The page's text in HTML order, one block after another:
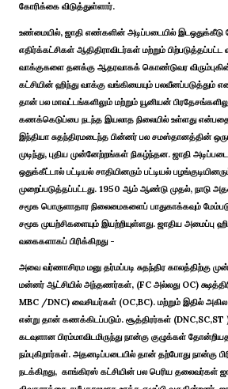
கோரிக்கை விடுத்துள்ளார்.
உண்மையில், ஜாதி எண்களின் அடிப்படையில் இடஒதுக்கீடு
எதிர்க்கட்சிகள் ஆதிதிராவிடர்கள் மற்றும் பிற்படுத்தப்பட்ட
வாக்குகளை தனக்கு ஆதரவாகக் கொண்டுவர
கட்சியின் ஹிந்து வாக்கு வங்கியையும் பலவீனப்படுத்தும்
தான் பல மாவட்டங்களிலும் மற்றும் யூனியன்
கணக்கெடுப்பை நடந்த இயலாத நிலையில் உள்ளது என்பதை
இந்தியா சுதந்திரமடைந்த பின்னர் பல சமஸ்தானத்தின்
முடிந்து, புதிய முன்னேற்றங்கள் நிகழ்ந்தன. ஜாதி
ஒதுக்கீட்டால் பட்டியல் சாதியினரும் பட்டியல்
முறைப்படுத்தப்பட்டது. 1950 ஆம் ஆண்டு முதல், நாடு
சமூக பொருளாதார நிலைமைகளைப் பாதுகாக்கவும்
சமூக முயற்சிகளையும் இயற்றியுள்ளது. ஜாதிய அமைப்பு
வகைகளாகப் பிரிக்கிறது -
அவை வர்ணாசிரம மனு தர்மப்படி சுதந்திர காலத்திற்கு
மன்னர் ஆட்சியில் அந்தணர்கள், (FC அல்லது OC)
MBC /DNC) வைசியர்கள் (OC,BC). மற்றும் இதில்
என்று தான் கணக்கிடப்படும். சூத்திரர்கள் (DNC,SC,ST
கடவுளான பிரம்மாவிடமிருந்து நான்கு குழுக்கள்
நம்புகிறார்கள். அதனடிப்படையில் தான் தற்போது நான்கு
நடக்கிறது, காங்கிரஸ் கட்சியின் பல பெரிய தலைவர்கள்